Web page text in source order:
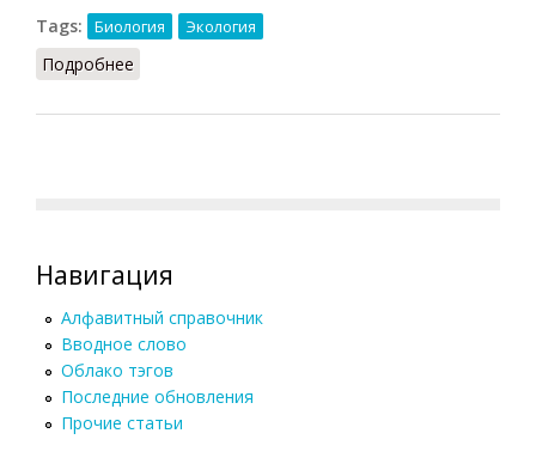
Tags:
Биология Экология
Подробнее
Навигация
Алфавитный справочник
Вводное слово
Облако тэгов
Последние обновления
Прочие статьи